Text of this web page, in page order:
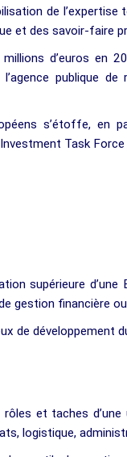
de l’expertise
et des savoir-faire
d’euros en
publique
s’étoffe, en
Task
supérieure
gestion financière
de développement
et taches
logistique,